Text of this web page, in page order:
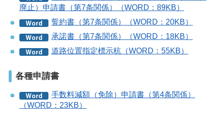
廃止）申請書（第7条関係）（WORD：89KB）
誓約書（第7条関係）（WORD：20KB）
承諾書（第7条関係）（WORD：18KB）
道路位置指定標示杭（WORD：55KB）
各種申請書
手数料減額（免除）申請書（第4条関係）
（WORD：23KB）